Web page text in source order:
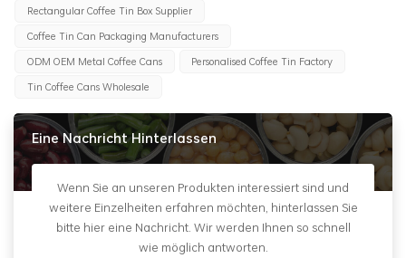
Rectangular Coffee Tin Box Supplier
Coffee Tin Can Packaging Manufacturers
ODM OEM Metal Coffee Cans
Personalised Coffee Tin Factory
Tin Coffee Cans Wholesale
Eine Nachricht Hinterlassen
Wenn Sie an unseren Produkten interessiert sind und
weitere Einzelheiten erfahren möchten, hinterlassen Sie
bitte hier eine Nachricht. Wir werden Ihnen so schnell
wie möglich antworten.